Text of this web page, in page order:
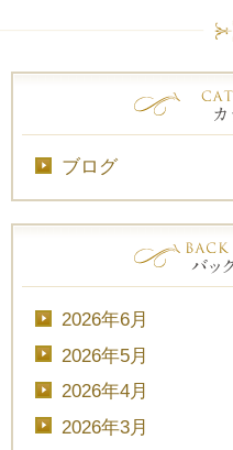
ブログ
2026年6月
2026年5月
2026年4月
2026年3月